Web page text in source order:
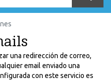
una redirección de correo,
email enviado una
con este servicio es